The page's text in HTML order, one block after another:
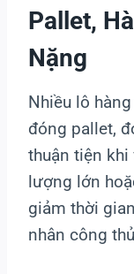
Pallet,
Nặng
Nhiều lô
đóng pallet,
thuận tiện khi
lượng lớn
giảm thời
nhân công